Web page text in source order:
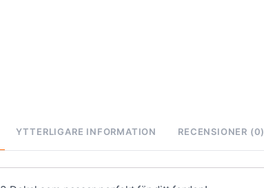
YTTERLIGARE INFORMATION RECENSIONER (0)